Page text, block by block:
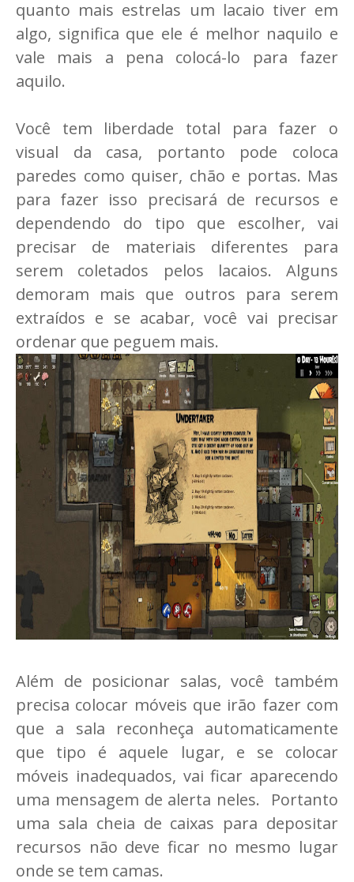
quanto mais estrelas um lacaio tiver em
algo, significa que ele é melhor naquilo e
vale mais a pena colocá-lo para fazer
aquilo.
Você tem liberdade total para fazer o
visual da casa, portanto pode coloca
paredes como quiser, chão e portas. Mas
para fazer isso precisará de recursos e
dependendo do tipo que escolher, vai
precisar de materiais diferentes para
serem coletados pelos lacaios. Alguns
demoram mais que outros para serem
extraídos e se acabar, você vai precisar
ordenar que peguem mais.
Além de posicionar salas, você também
precisa colocar móveis que irão fazer com
que a sala reconheça automaticamente
que tipo é aquele lugar, e se colocar
móveis inadequados, vai ficar aparecendo
uma mensagem de alerta neles. Portanto
uma sala cheia de caixas para depositar
recursos não deve ficar no mesmo lugar
onde se tem camas.